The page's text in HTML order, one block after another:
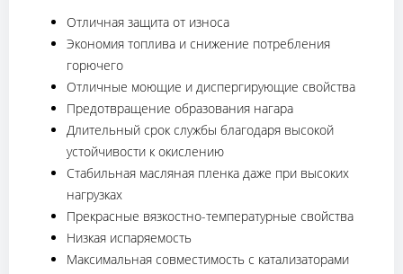
Отличная защита от износа
Экономия топлива и снижение потребления
горючего
Отличные моющие и диспергирующие свойства
Предотвращение образования нагара
Длительный срок службы благодаря высокой
устойчивости к окислению
Стабильная масляная пленка даже при высоких
нагрузках
Прекрасные вязкостно-температурные свойства
Низкая испаряемость
Максимальная совместимость с катализаторами